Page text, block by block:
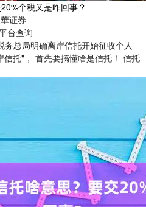
个税又是咋回事？
证券
台查询
总局明确离岸信托开始征收个人
托"， 首先要搞懂啥是信托！ 信托